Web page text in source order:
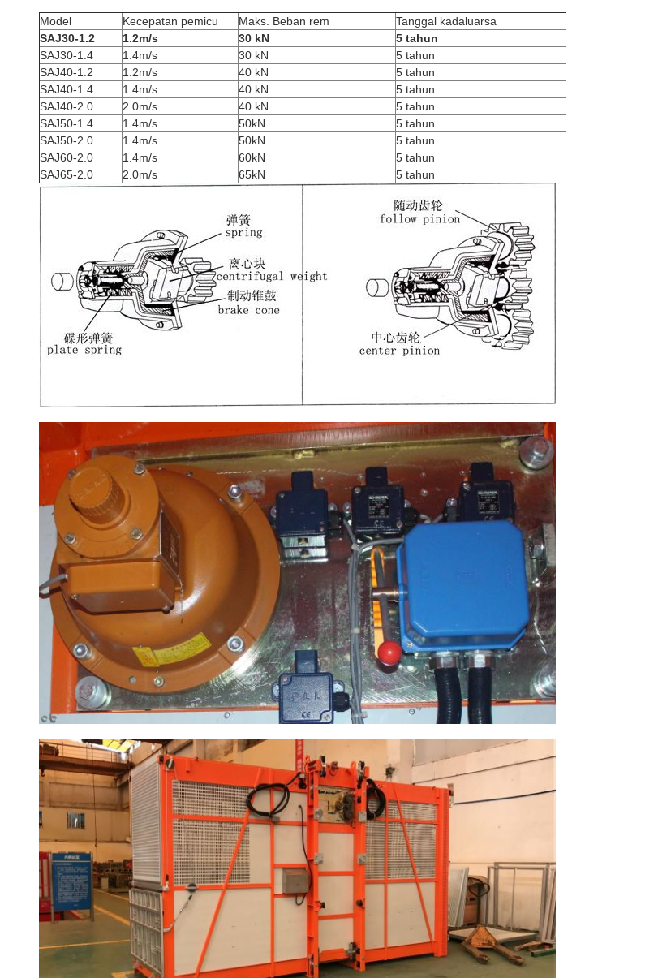
Model Kecepatan pemicu Maks. Beban rem
Tanggal kadaluarsa
SAJ30-1.2
1.2m/s 30 kN
5 tahun
SAJ30-1.4
1.4m/s 30 kN
5 tahun
SAJ40-1.2
1.2m/s 40 kN
5 tahun
SAJ40-1.4
1.4m/s 40 kN
5 tahun
SAJ40-2.0
2.0m/s 40 kN
5 tahun
SAJ50-1.4
1.4m/s 50kN
5 tahun
SAJ50-2.0
1.4m/s 50kN
5 tahun
SAJ60-2.0
1.4m/s 60kN
5 tahun
SAJ65-2.0
2.0m/s 65kN 5 tahun